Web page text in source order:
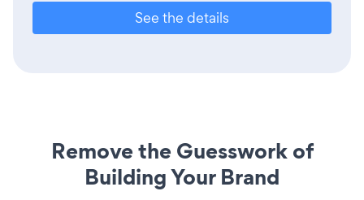
See the details
Remove the Guesswork of
Building Your Brand